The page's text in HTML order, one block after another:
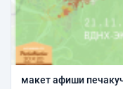
макет афиши